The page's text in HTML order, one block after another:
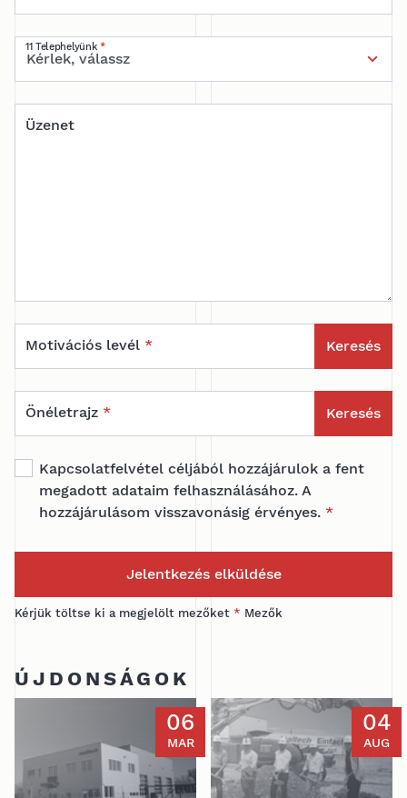
11 Telephelyünk *
Üzenet
Motivációs levél * Keresés
Önéletrajz * Keresés
Kapcsolatfelvétel céljából hozzájárulok a fent
megadott adataim felhasználásához. A
hozzájárulásom visszavonásig érvényes. *
Jelentkezés elküldése
Kérjük töltse ki a megjelölt mezőket * Mezők
ÚJDONSÁGOK
06
MAR
04
AUG